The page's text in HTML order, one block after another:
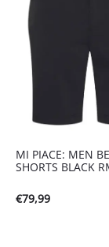
MI PIACE: MEN
SHORTS BLACK
€79,99